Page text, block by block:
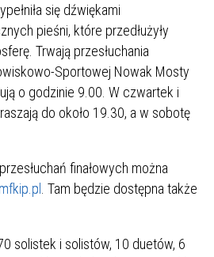
się dźwiękami
pieśni, które przedłużyły
Trwają przesłuchania
Sportowej Nowak Mosty
o godzinie 9.00. W czwartek i
do około 19.30, a w sobotę
finałowych można
. Tam będzie dostępna także
solistek i solistów, 10 duetów, 6